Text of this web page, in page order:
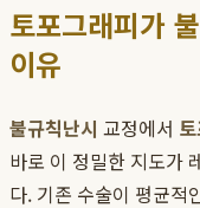
토포그래피가
이유
불규칙난시 교정에서
바로 이 정밀한 지도가
다. 기존 수술이 평균적